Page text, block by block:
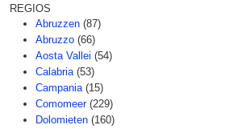
REGIOS
Abruzzen (87)
Abruzzo (66)
Aosta Vallei (54)
Calabria (53)
Campania (15)
Comomeer (229)
Dolomieten (160)